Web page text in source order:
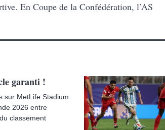
En Coupe de la Confédération, l’AS
garanti !
sur MetLife Stadium
2026 entre
classement